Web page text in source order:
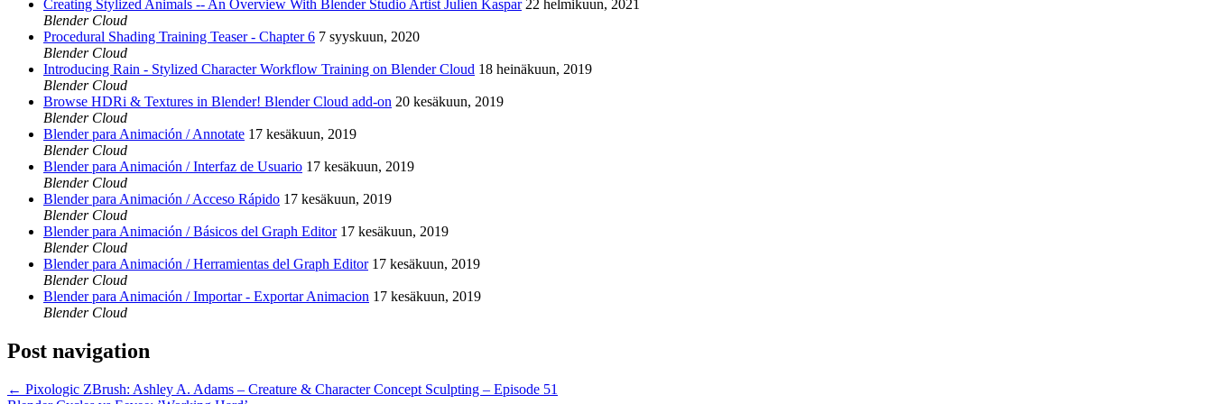
Creating Stylized Animals -- An Overview With Blender Studio Artist Julien Kaspar 22 helmikuun, 2021
Blender Cloud
Procedural Shading Training Teaser - Chapter 6 7 syyskuun, 2020
Blender Cloud
Introducing Rain - Stylized Character Workflow Training on Blender Cloud 18 heinäkuun, 2019
Blender Cloud
Browse HDRi & Textures in Blender! Blender Cloud add-on 20 kesäkuun, 2019
Blender Cloud
Blender para Animación / Annotate 17 kesäkuun, 2019
Blender Cloud
Blender para Animación / Interfaz de Usuario 17 kesäkuun, 2019
Blender Cloud
Blender para Animación / Acceso Rápido 17 kesäkuun, 2019
Blender Cloud
Blender para Animación / Básicos del Graph Editor 17 kesäkuun, 2019
Blender Cloud
Blender para Animación / Herramientas del Graph Editor 17 kesäkuun, 2019
Blender Cloud
Blender para Animación / Importar - Exportar Animacion 17 kesäkuun, 2019
Blender Cloud
Post navigation
← Pixologic ZBrush: Ashley A. Adams – Creature & Character Concept Sculpting – Episode 51